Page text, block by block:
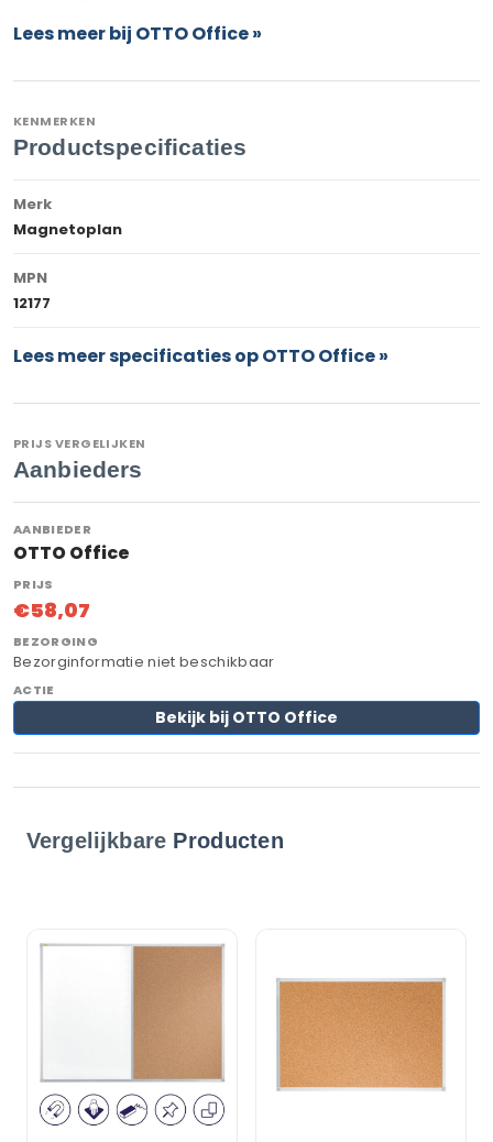
Lees meer bij OTTO Office »
KENMERKEN
Productspecificaties
Merk
Magnetoplan
MPN
12177
Lees meer specificaties op OTTO Office »
PRIJS VERGELIJKEN
Aanbieders
OTTO Office
€58,07
Bezorginformatie niet beschikbaar
Bekijk bij OTTO Office
Vergelijkbare Producten